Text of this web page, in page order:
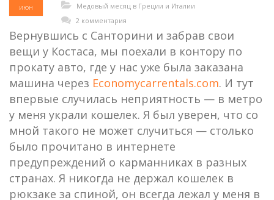
июн
Медовый месяц в Греции и Италии
2 комментария
Вернувшись с Санторини и забрав свои
вещи у Костаса, мы поехали в контору по
прокату авто, где у нас уже была заказана
машина через Economycarrentals.com. И тут
впервые случилась неприятность — в метро
у меня украли кошелек. Я был уверен, что со
мной такого не может случиться — столько
было прочитано в интернете
предупреждений о карманниках в разных
странах. Я никогда не держал кошелек в
рюкзаке за спиной, он всегда лежал у меня в